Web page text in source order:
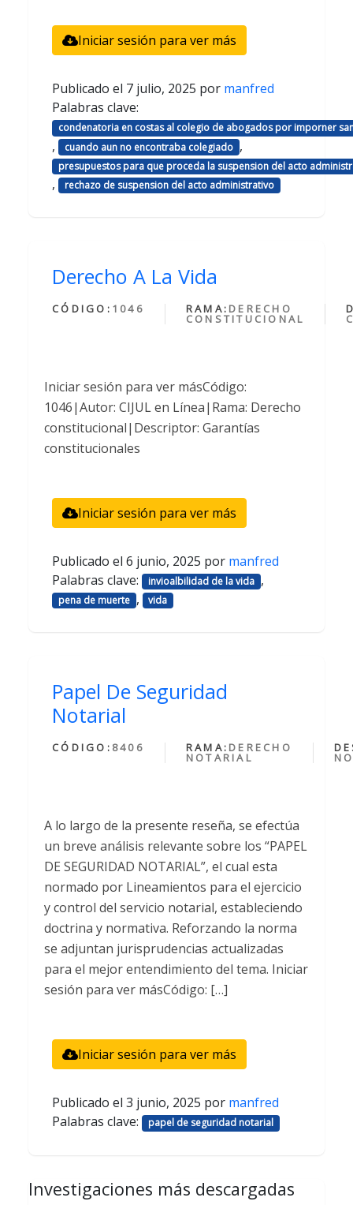
Iniciar sesión para ver más
Publicado el 7 julio, 2025 por manfred
Palabras clave:
condenatoria en costas al colegio de abogados por imporner
, cuando aun no encontraba colegiado ,
presupuestos para que proceda la suspension del acto
, rechazo de suspension del acto administrativo
Derecho A La Vida
CÓDIGO: 1046 RAMA: DERECHO
CONSTITUCIONAL
Iniciar sesión para ver másCódigo:
1046|Autor: CIJUL en Línea|Rama: Derecho
constitucional|Descriptor: Garantías
constitucionales
Iniciar sesión para ver más
Publicado el 6 junio, 2025 por manfred
Palabras clave:
invioalbilidad de la vida ,
pena de muerte , vida
Papel De Seguridad
Notarial
CÓDIGO: 8406 RAMA: DERECHO
NOTARIAL
A lo largo de la presente reseña, se efectúa
un breve análisis relevante sobre los “PAPEL
DE SEGURIDAD NOTARIAL”, el cual esta
normado por Lineamientos para el ejercicio
y control del servicio notarial, estableciendo
doctrina y normativa. Reforzando la norma
se adjuntan jurisprudencias actualizadas
para el mejor entendimiento del tema. Iniciar
sesión para ver másCódigo: […]
Iniciar sesión para ver más
Publicado el 3 junio, 2025 por manfred
Palabras clave:
papel de seguridad notarial
Investigaciones más descargadas